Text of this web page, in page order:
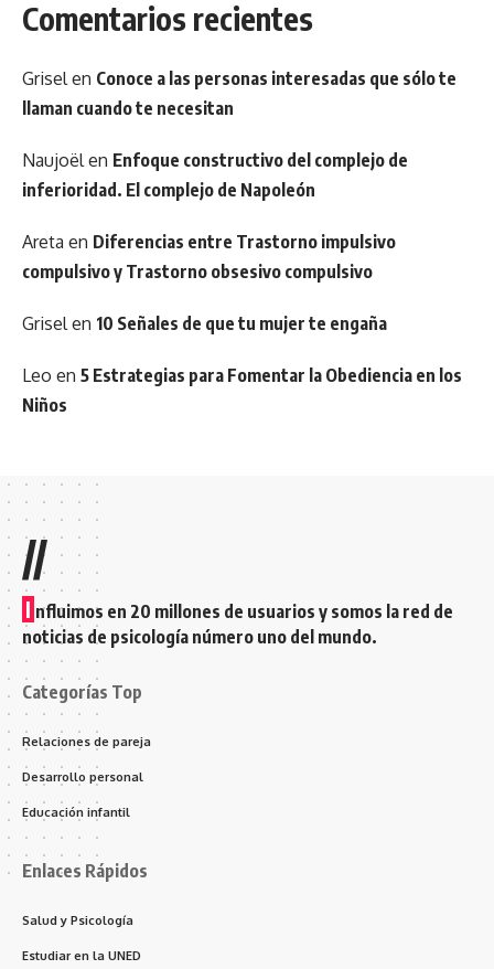
Comentarios recientes
Griselen Conoce a las personas interesadas que sólo te
llaman cuando te necesitan
Naujoëlen Enfoque constructivo del complejo de
inferioridad. El complejo de Napoleón
Areta en Diferencias entre Trastorno impulsivo
compulsivo y Trastorno obsesivo compulsivo
Griselen 10 Señales de que tu mujer te engaña
Leo en 5 Estrategias para Fomentar la Obediencia en los
Niños
//
I nfluimos en 20 millones de usuarios y somos la red de
noticias de psicología número uno del mundo.
Categorías Top
Relaciones de pareja
Desarrollo personal
Educación infantil
Enlaces Rápidos
Salud y Psicología
Estudiar en la UNED